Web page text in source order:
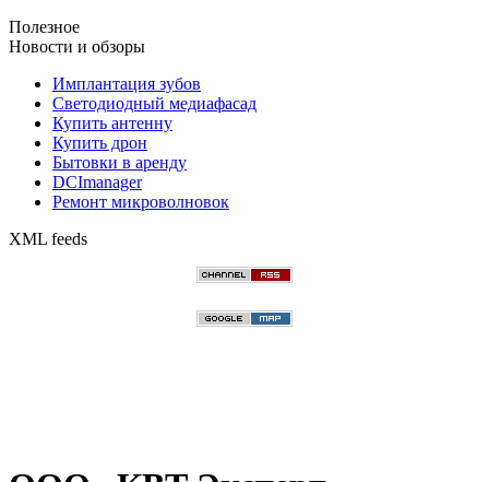
Полезное
Новости и обзоры
Имплантация зубов
Светодиодный медиафасад
Купить антенну
Купить дрон
Бытовки в аренду
DCImanager
Ремонт микроволновок
XML feeds